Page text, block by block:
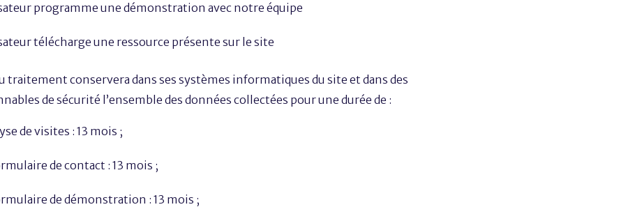
programme une démonstration avec notre équipe
télécharge une ressource présente sur le site
traitement conservera dans ses systèmes informatiques du site et dans des
de sécurité l’ensemble des données collectées pour une durée de :
de visites : 13 mois ;
de contact : 13 mois ;
de démonstration : 13 mois ;